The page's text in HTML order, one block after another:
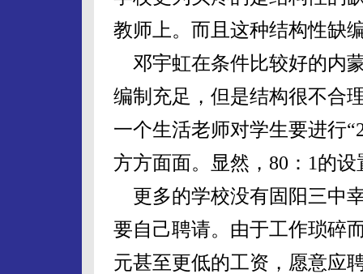
教师上。而且这种结构性缺
邓宇虹在条件比较好的内
编制充足，但是结构很不合
一个生活老师对学生要进行
方方面面。显然，80：1的
更多的学校没有固阳三中
要自己聘请。由于工作琐碎
元甚至更低的工资，愿意应